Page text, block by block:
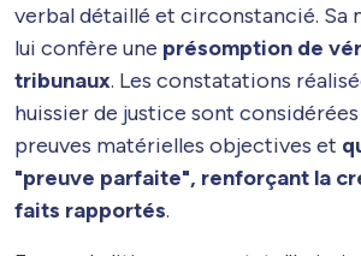
verbal détaillé et circonstancié. Sa
lui confère une présomption de
tribunaux. Les constatations
huissier de justice sont
preuves matérielles objectives et
"preuve parfaite", renforçant la
faits rapportés.